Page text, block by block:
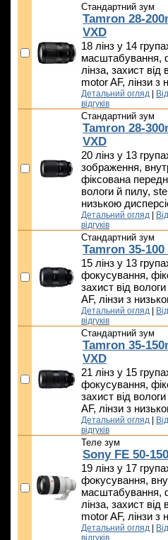
Стандартний зум
Tamron 28-
VXD
18 лінз у 14
масштабування,
лінза, захист
motor AF, лінзи з
Детальний огляд
відгуків
Стандартний зум
Tamron 28-
VXD
20 лінз у 13
зображення,
фіксована
вологи й пилу,
низькою
Детальний огляд
відгуків
Стандартний зум
Tamron 35-
15 лінз у 13
фокусування,
захист від
AF, лінзи з
Детальний огляд
відгуків
Стандартний зум
Tamron 35-
VXD
21 лінз у 15
фокусування,
захист від
AF, лінзи з
Детальний огляд
відгуків
Теле зум
Sony FE 50-
19 лінз у 17
фокусування,
масштабування,
лінза, захист
motor AF, лінзи з
Детальний огляд
відгуків